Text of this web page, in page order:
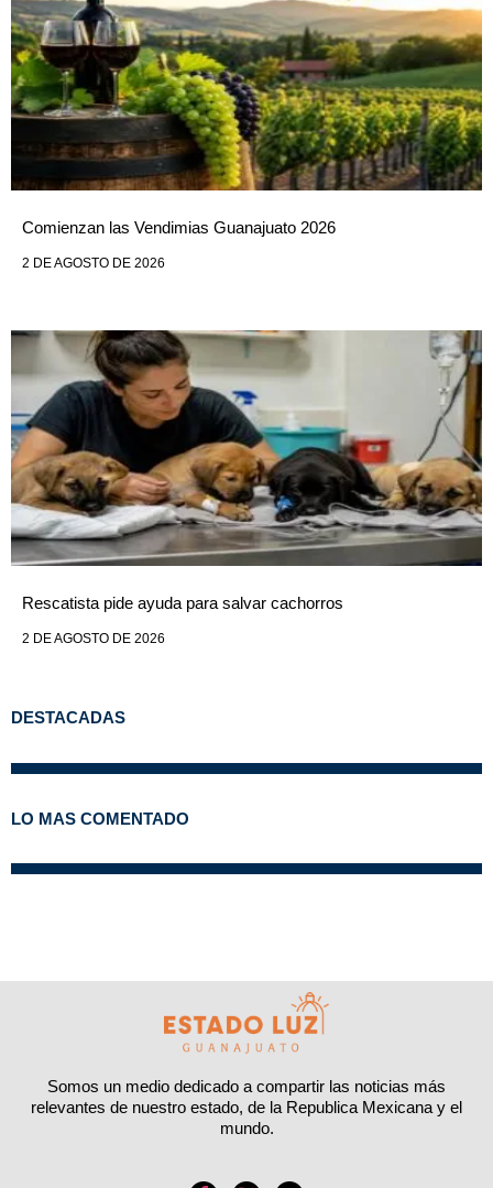
Comienzan las Vendimias Guanajuato 2026
2 DE AGOSTO DE 2026
Rescatista pide ayuda para salvar cachorros
2 DE AGOSTO DE 2026
DESTACADAS
LO MAS COMENTADO
Somos un medio dedicado a compartir las noticias más
relevantes de nuestro estado, de la Republica Mexicana y el
mundo.